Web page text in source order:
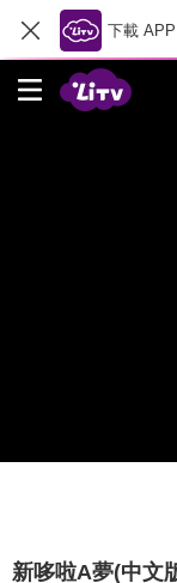
下載
新哆啦A夢(中文